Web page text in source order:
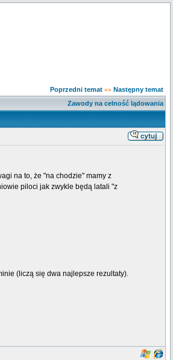
Poprzedni temat «» Następny temat
Zawody na celność lądowania
na to, że "na chodzie" mamy z
piloci jak zwykle będą latali "z
(liczą się dwa najlepsze rezultaty).